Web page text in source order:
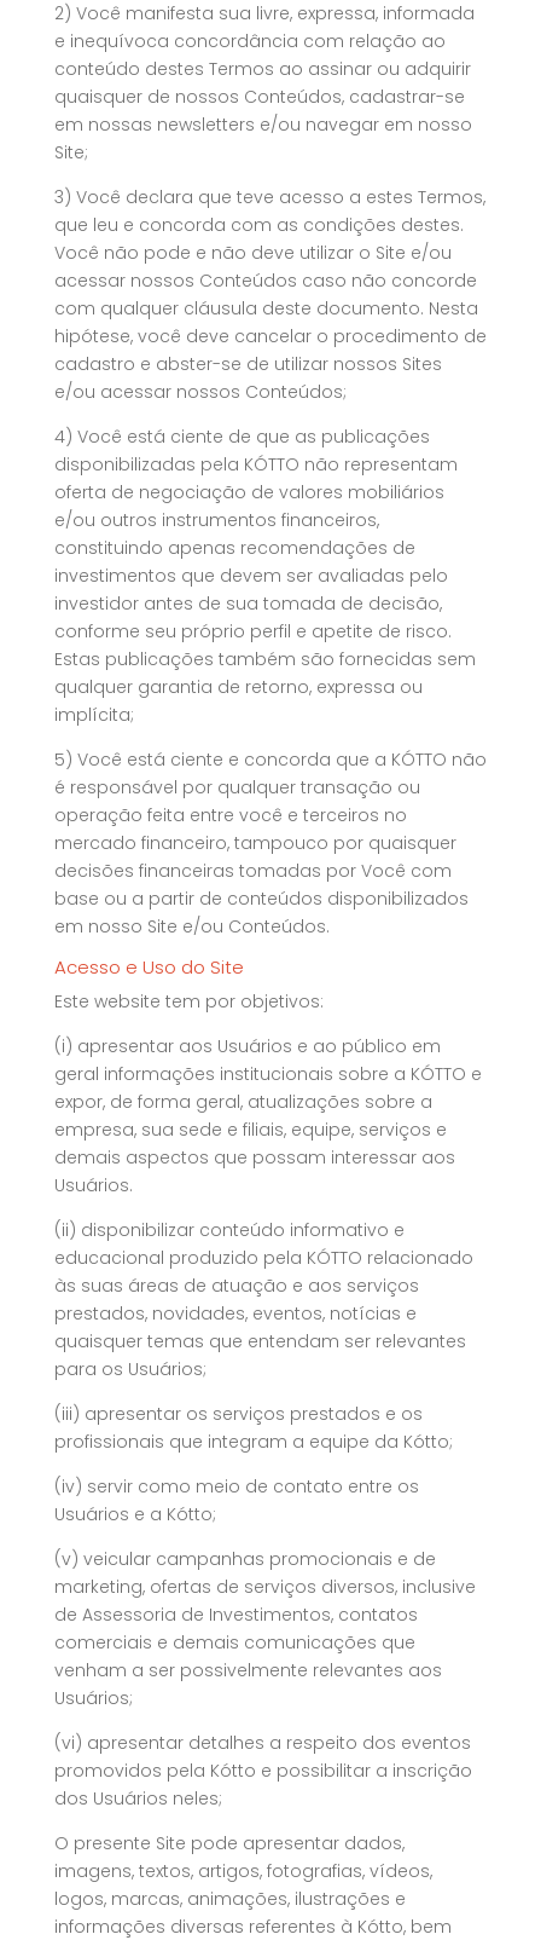
2) Você manifesta sua livre, expressa, informada
e inequívoca concordância com relação ao
conteúdo destes Termos ao assinar ou adquirir
quaisquer de nossos Conteúdos, cadastrar-se
em nossas newsletters e/ou navegar em nosso
Site;
3) Você declara que teve acesso a estes Termos,
que leu e concorda com as condições destes.
Você não pode e não deve utilizar o Site e/ou
acessar nossos Conteúdos caso não concorde
com qualquer cláusula deste documento. Nesta
hipótese, você deve cancelar o procedimento de
cadastro e abster-se de utilizar nossos Sites
e/ou acessar nossos Conteúdos;
4) Você está ciente de que as publicações
disponibilizadas pela KÓTTO não representam
oferta de negociação de valores mobiliários
e/ou outros instrumentos financeiros,
constituindo apenas recomendações de
investimentos que devem ser avaliadas pelo
investidor antes de sua tomada de decisão,
conforme seu próprio perfil e apetite de risco.
Estas publicações também são fornecidas sem
qualquer garantia de retorno, expressa ou
implícita;
5) Você está ciente e concorda que a KÓTTO não
é responsável por qualquer transação ou
operação feita entre você e terceiros no
mercado financeiro, tampouco por quaisquer
decisões financeiras tomadas por Você com
base ou a partir de conteúdos disponibilizados
em nosso Site e/ou Conteúdos.
Acesso e Uso do Site
Este website tem por objetivos:
(i) apresentar aos Usuários e ao público em
geral informações institucionais sobre a KÓTTO e
expor, de forma geral, atualizações sobre a
empresa, sua sede e filiais, equipe, serviços e
demais aspectos que possam interessar aos
Usuários.
(ii) disponibilizar conteúdo informativo e
educacional produzido pela KÓTTO relacionado
às suas áreas de atuação e aos serviços
prestados, novidades, eventos, notícias e
quaisquer temas que entendam ser relevantes
para os Usuários;
(iii) apresentar os serviços prestados e os
profissionais que integram a equipe da Kótto;
(iv) servir como meio de contato entre os
Usuários e a Kótto;
(v) veicular campanhas promocionais e de
marketing, ofertas de serviços diversos, inclusive
de Assessoria de Investimentos, contatos
comerciais e demais comunicações que
venham a ser possivelmente relevantes aos
Usuários;
(vi) apresentar detalhes a respeito dos eventos
promovidos pela Kótto e possibilitar a inscrição
dos Usuários neles;
O presente Site pode apresentar dados,
imagens, textos, artigos, fotografias, vídeos,
logos, marcas, animações, ilustrações e
informações diversas referentes à Kótto, bem